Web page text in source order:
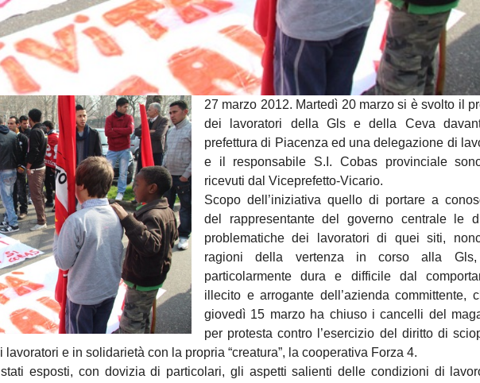
27 marzo 2012. Martedì 20 marzo si è svolto il
dei lavoratori della Gls e della Ceva
prefettura di Piacenza ed una delegazione di
e il responsabile S.I. Cobas provinciale
ricevuti dal Viceprefetto-Vicario.
Scopo dell’iniziativa quello di portare a
del rappresentante del governo centrale le
problematiche dei lavoratori di quei siti,
ragioni della vertenza in corso alla
particolarmente dura e difficile dal
illecito e arrogante dell’azienda committente,
giovedì 15 marzo ha chiuso i cancelli del
per protesta contro l’esercizio del diritto di
e in solidarietà con la propria “creatura”, la cooperativa Forza 4.
esposti, con dovizia di particolari, gli aspetti salienti delle condizioni di